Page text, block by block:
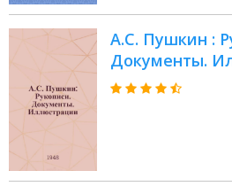
А.С. Пушкин :
Документы.